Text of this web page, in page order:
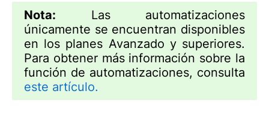
Nota: Las automatizaciones
únicamente se encuentran disponibles
en los planes Avanzado y superiores.
Para obtener más información sobre la
función de automatizaciones, consulta
este artículo.